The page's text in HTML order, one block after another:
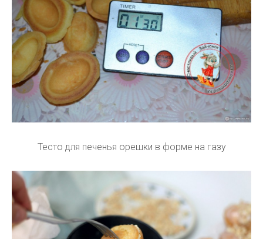
Тесто для печенья орешки в форме на газу